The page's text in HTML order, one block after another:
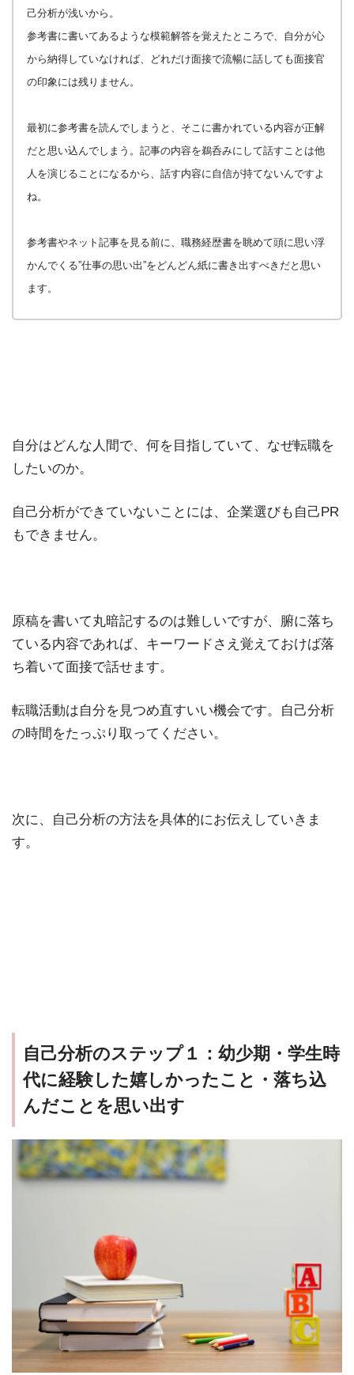
己分析が浅いから。
参考書に書いてあるような模範解答を覚えたところで、自分が心
から納得していなければ、どれだけ面接で流暢に話しても面接官
の印象には残りません。
最初に参考書を読んでしまうと、そこに書かれている内容が正解
だと思い込んでしまう。記事の内容を鵜呑みにして話すことは他
人を演じることになるから、話す内容に自信が持てないんですよ
ね。
参考書やネット記事を見る前に、職務経歴書を眺めて頭に思い浮
かんでくる”仕事の思い出”をどんどん紙に書き出すべきだと思い
ます。
自分はどんな人間で、何を目指していて、なぜ転職を
したいのか。
自己分析ができていないことには、企業選びも自己PR
もできません。
原稿を書いて丸暗記するのは難しいですが、腑に落ち
ている内容であれば、キーワードさえ覚えておけば落
ち着いて面接で話せます。
転職活動は自分を見つめ直すいい機会です。自己分析
の時間をたっぷり取ってください。
次に、自己分析の方法を具体的にお伝えしていきま
す。
自己分析のステップ１：幼少期・学生時
代に経験した嬉しかったこと・落ち込
んだことを思い出す